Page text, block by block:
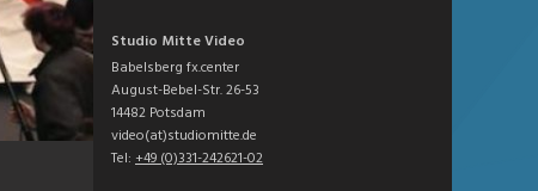
Studio Mitte Video
Babelsberg fx.center
August-Bebel-Str. 26-53
14482 Potsdam
video(at)studiomitte.de
Tel: +49 (0)331-242621-02